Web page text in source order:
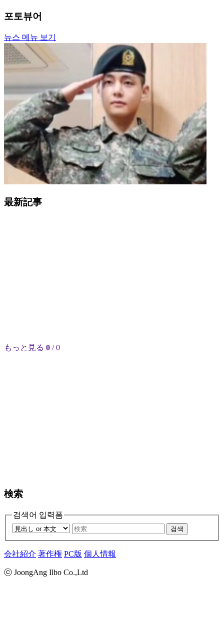
포토뷰어
뉴스 메뉴 보기
最新記事
もっと見る 0 / 0
検索
검색어 입력폼
검색
会社紹介 著作権 PC版 個人情報
ⓒ JoongAng Ilbo Co.,Ltd